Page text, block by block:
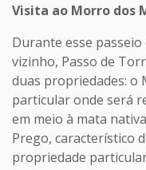
Visita ao Morro dos
Durante esse
vizinho, Passo de
duas propriedades: o
particular onde será
em meio à mata
Prego, característico
propriedade